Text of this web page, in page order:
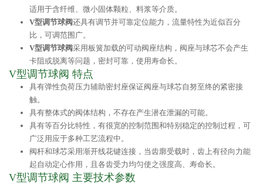
适用于含纤维、微小固体颗粒、料浆等介质。
V型调节球阀还具有调节并可靠定位能力，流量特性为近似百分
比，可调范围广。
V型调节球阀采用板簧加载的可动阀座结构，阀座与球芯不会产生
卡阻或脱离等问题，密封可靠，使用寿命长。
V型调节球阀 特点
具有弹性负荷压力辅助密封座保证阀座与球芯自努至终的紧密接
触。
具有整体式的阀体结构，不存在产生潜在泄漏的可能。
具有等百分比特性，有很宽的控制范围和特别稳定的控制过程，可
广泛用应于多种工艺流程中。
阀杆和球芯采用渐开线花键连接，当齿廓受载时，齿上有径向力能
起自动定心作用，且各齿受力均匀使之强度高、寿命长。
V型调节球阀 主要技术参数